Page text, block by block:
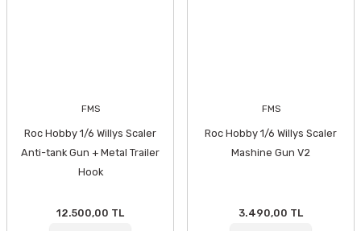
FMS
Roc Hobby 1/6 Willys Scaler
Anti-tank Gun + Metal Trailer
Hook
12.500,00 TL
FMS
Roc Hobby 1/6 Willys Scaler
Mashine Gun V2
3.490,00 TL